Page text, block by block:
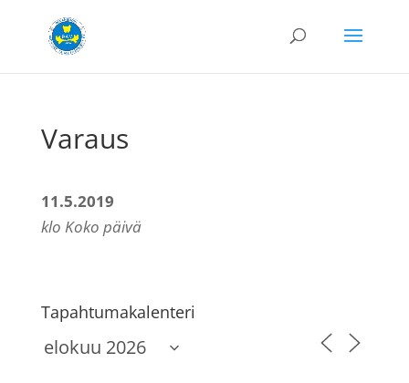
Varaus
11.5.2019
klo Koko päivä
Tapahtumakalenteri